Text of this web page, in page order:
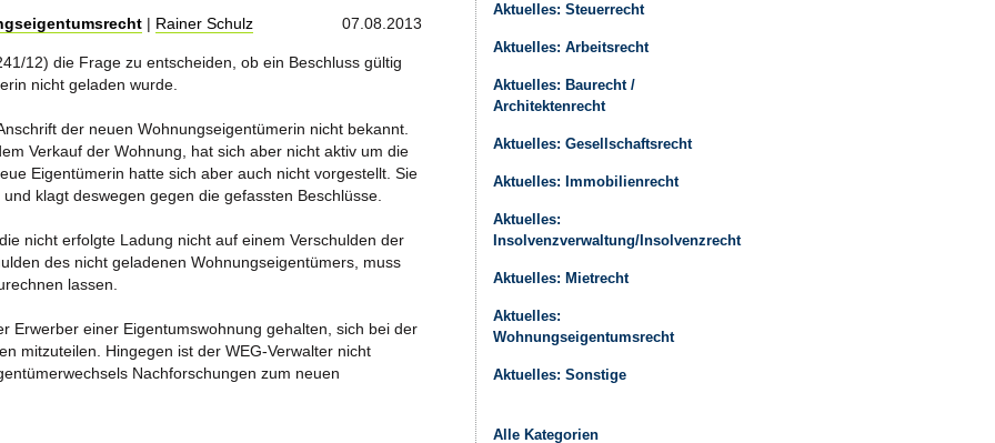
07.08.2013
Rainer Schulz
12) die Frage zu entscheiden, ob ein Beschluss gültig
nicht geladen wurde.
der neuen Wohnungseigentümerin nicht bekannt.
Verkauf der Wohnung, hat sich aber nicht aktiv um die
Eigentümerin hatte sich aber auch nicht vorgestellt. Sie
klagt deswegen gegen die gefassten Beschlüsse.
nicht erfolgte Ladung nicht auf einem Verschulden der
des nicht geladenen Wohnungseigentümers, muss
lassen.
Erwerber einer Eigentumswohnung gehalten, sich bei der
mitzuteilen. Hingegen ist der WEG-Verwalter nicht
Nachforschungen zum neuen
Aktuelles: Steuerrecht
Aktuelles: Arbeitsrecht
Aktuelles: Baurecht /
Architektenrecht
Aktuelles: Gesellschaftsrecht
Aktuelles: Immobilienrecht
Aktuelles:
Insolvenzverwaltung/Insolvenzrecht
Aktuelles: Mietrecht
Aktuelles:
Wohnungseigentumsrecht
Aktuelles: Sonstige
Alle Kategorien